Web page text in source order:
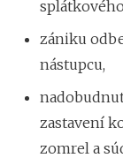
zániku
nástupcu,
zastavení
zomrel a